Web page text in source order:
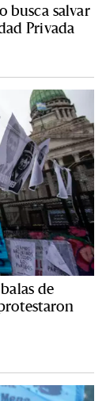
busca salvar
Privada
de